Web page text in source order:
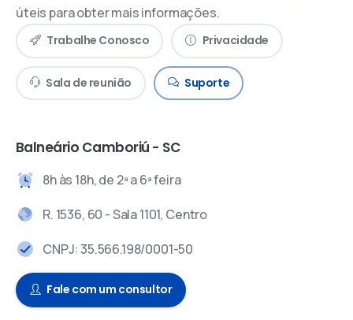
úteis para obter mais informações.
Trabalhe Conosco Privacidade
Sala de reunião Suporte
Balneário Camboriú - SC
8h às 18h, de 2ª a 6ª feira
R. 1536, 60 - Sala 1101, Centro
CNPJ: 35.566.198/0001-50
Fale com um consultor